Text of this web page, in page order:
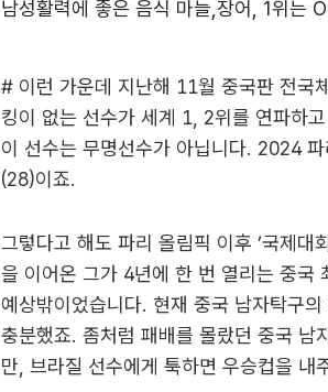
# 이런 가운데 지난해 11월 중국판 전국
킹이 없는 선수가 세계 1, 2위를 연파하
이 선수는 무명선수가 아닙니다. 2024
(28)이죠.
그렇다고 해도 파리 올림픽 이후 ’국제대
을 이어온 그가 4년에 한 번 열리는 중국
예상밖이었습니다. 현재 중국 남자탁구
충분했죠. 좀처럼 패배를 몰랐던 중국 남
만, 브라질 선수에게 툭하면 우승컵을 내